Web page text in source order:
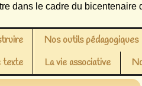
dans le cadre du bicentenaire
Nos outils pédagogiques
texte La vie associative